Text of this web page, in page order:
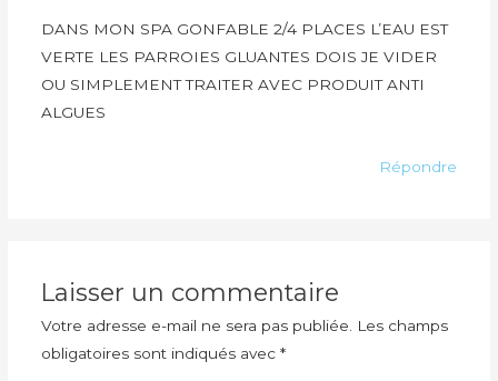
DANS MON SPA GONFABLE 2/4 PLACES L’EAU EST
VERTE LES PARROIES GLUANTES DOIS JE VIDER
OU SIMPLEMENT TRAITER AVEC PRODUIT ANTI
ALGUES
Répondre
Laisser un commentaire
Votre adresse e-mail ne sera pas publiée.
Les champs
obligatoires sont indiqués avec *